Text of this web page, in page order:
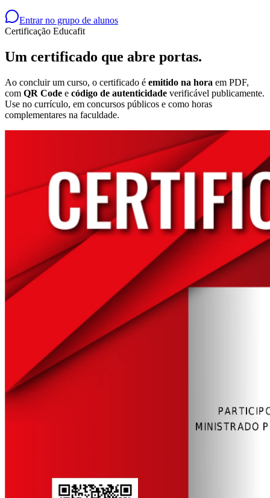
Entrar no grupo de alunos
Certificação Educafit
Um certificado que abre portas.
Ao concluir um curso, o certificado é emitido na hora em PDF,
com QR Code e código de autenticidade verificável publicamente.
Use no currículo, em concursos públicos e como horas
complementares na faculdade.